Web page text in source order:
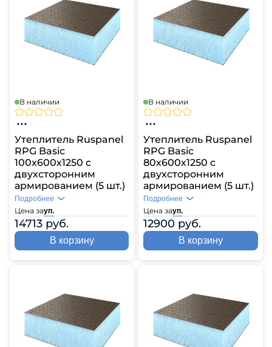
В наличии
Утеплитель Ruspanel
RPG Basic
100х600х1250 с
двухсторонним
армированием (5 шт.)
Цена зауп.
14713 руб.
Подробнее
В корзину
В наличии
Утеплитель Ruspanel
RPG Basic
80х600х1250 с
двухсторонним
армированием (5 шт.)
Цена зауп.
12900 руб.
Подробнее
В корзину